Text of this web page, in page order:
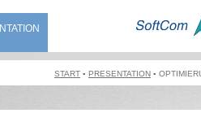
START PRESENTATION